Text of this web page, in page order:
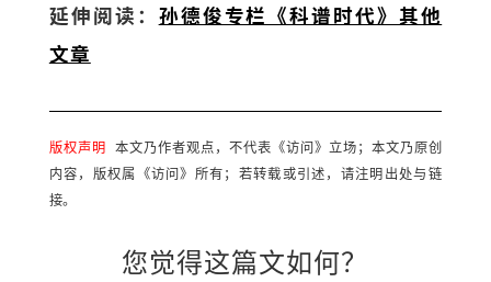
延伸阅读： 孙德俊专栏《科谱时代》其他
文章
版权声明 本文乃作者观点，不代表《访问》立场；本文乃原创
内容，版权属《访问》所有；若转载或引述，请注明出处与链
接。
您觉得这篇文如何？